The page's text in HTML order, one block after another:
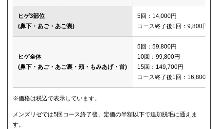
レジーナクリニックオム 132,000円
メディカルエピレーションクリニック 150,600円
ヒゲ3部位
(鼻下・あご・あご裏)
5回：14,000円
コース終了後1回：9,800円
ヒゲ全体
(鼻下・あご・あご裏・頬・もみあげ・首)
5回：59,800円
10回：99,800円
15回：149,700円
コース終了後1回：16,800円
※価格は税込で表示しています。
メンズリゼでは5回コース終了後、定価の半額以下で追加脱毛に通えま
す。